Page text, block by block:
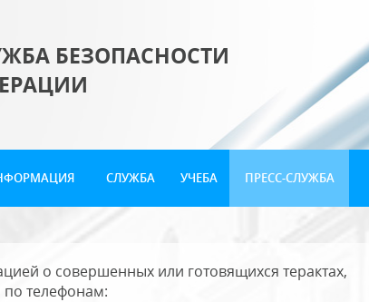
БЕЗОПАСНОСТИ
СЛУЖБА УЧЕБА ПРЕСС-СЛУЖБА
о совершенных или готовящихся терактах,
телефонам: